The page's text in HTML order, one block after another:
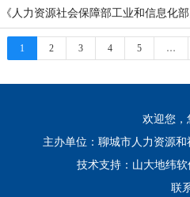
1 2 3 4 5 …
欢迎您，
主办单位：聊城市人力资源和社
技术支持：山大地纬
联